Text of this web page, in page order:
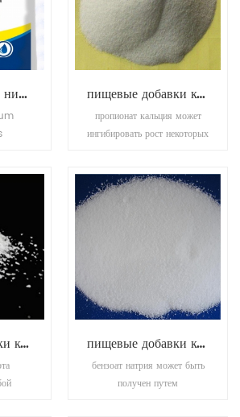
в
растворимой в воде.
kno3 калийное нитратное калийное удобрение
is
not
пищевые добавки консервант кальция пропионат
пропионат кальция может
ингибировать рост некоторых
зерновых продуктах, таких
пищевые добавки консервант бензойная кислота пищевые добавки консервант бензоат калия
бензоат натрия может быть
получен путем